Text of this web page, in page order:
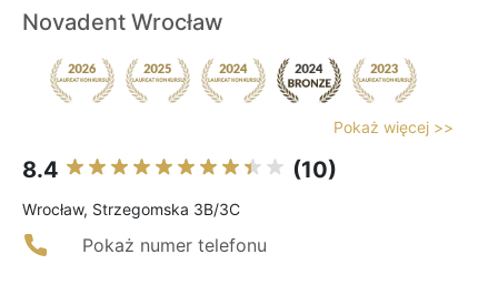
Novadent Wrocław
Pokaż więcej >>
8.4 (10)
Wrocław, Strzegomska 3B/3C
Pokaż numer telefonu